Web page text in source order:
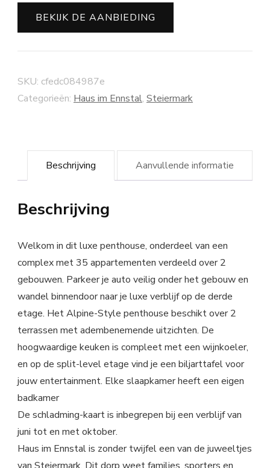
BEKIJK DE AANBIEDING
SKU: cfedc084987e
Categorieën: Haus im Ennstal, Steiermark
Beschrijving Aanvullende informatie
Beschrijving
Welkom in dit luxe penthouse, onderdeel van een
complex met 35 appartementen verdeeld over 2
gebouwen. Parkeer je auto veilig onder het gebouw en
wandel binnendoor naar je luxe verblijf op de derde
etage. Het Alpine-Style penthouse beschikt over 2
terrassen met adembenemende uitzichten. De
hoogwaardige keuken is compleet met een wijnkoeler,
en op de split-level etage vind je een biljarttafel voor
jouw entertainment. Elke slaapkamer heeft een eigen
badkamer
De schladming-kaart is inbegrepen bij een verblijf van
juni tot en met oktober.
Haus im Ennstal is zonder twijfel een van de juweeltjes